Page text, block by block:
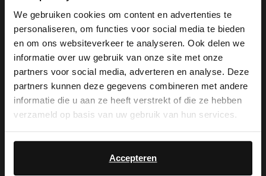
We gebruiken cookies om content en advertenties te
personaliseren, om functies voor social media te bieden
en om ons websiteverkeer te analyseren. Ook delen we
informatie over uw gebruik van onze site met onze
partners voor social media, adverteren en analyse. Deze
partners kunnen deze gegevens combineren met andere
informatie die u aan ze heeft verstrekt of die ze hebben
verzameld op basis van uw gebruik van hun services.
Accepteren
Beige suède veterschoenen Bruine suède loafers
×
View this website in English?
It looks like your language isn't Dutch. Would
you like to switch to English?
English